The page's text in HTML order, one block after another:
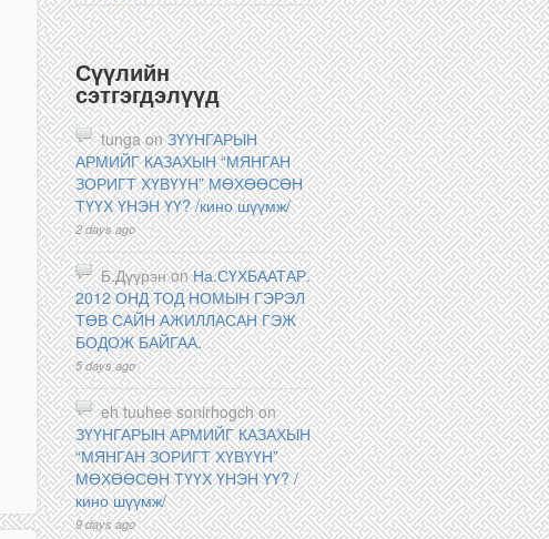
Сүүлийн
сэтгэгдэлүүд
tunga onЗҮҮНГАРЫН
АРМИЙГ КАЗАХЫН “МЯНГАН
ЗОРИГТ ХҮВҮҮН” МӨХӨӨСӨН
ТҮҮХ ҮНЭН ҮҮ? /кино шүүмж/
2 days ago
Б.Дүүрэн onНа.СҮХБААТАР.
2012 ОНД ТОД НОМЫН ГЭРЭЛ
ТӨВ САЙН АЖИЛЛАСАН ГЭЖ
БОДОЖ БАЙГАА.
5 days ago
eh tuuhee sonirhogch on
ЗҮҮНГАРЫН АРМИЙГ КАЗАХЫН
“МЯНГАН ЗОРИГТ ХҮВҮҮН”
МӨХӨӨСӨН ТҮҮХ ҮНЭН ҮҮ? /
кино шүүмж/
9 days ago